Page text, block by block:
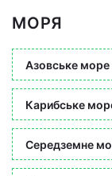
МОРЯ
Азовське море
Карибське
Середземне